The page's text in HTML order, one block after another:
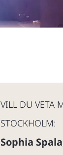
VILL DU VETA
STOCKHOLM:
Sophia Spala